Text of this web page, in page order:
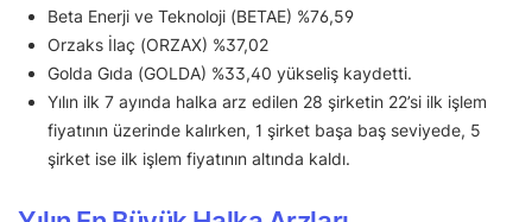
Beta Enerji ve Teknoloji (BETAE) %76,59
Orzaks İlaç (ORZAX) %37,02
Golda Gıda (GOLDA) %33,40 yükseliş kaydetti.
Yılın ilk 7 ayında halka arz edilen 28 şirketin 22’si ilk işlem
fiyatının üzerinde kalırken, 1 şirket başa baş seviyede, 5
şirket ise ilk işlem fiyatının altında kaldı.